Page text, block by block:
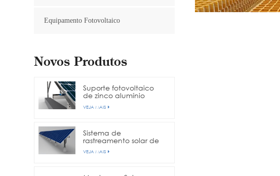
Equipamento Fotovoltaico
Novos Produtos
Suporte fotovoltaico
de zinco alumínio
VEJA MAIS
Sistema de
rastreamento solar de
eixo único
VEJA MAIS